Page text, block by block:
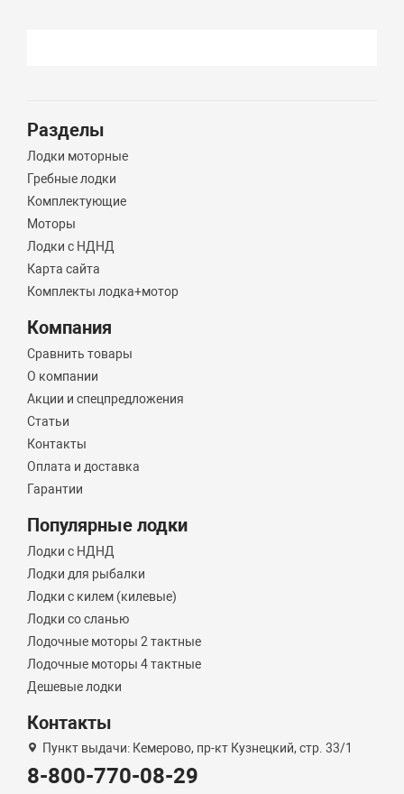
Разделы
Лодки моторные
Гребные лодки
Комплектующие
Моторы
Лодки с НДНД
Карта сайта
Комплекты лодка+мотор
Компания
Сравнить товары
О компании
Акции и спецпредложения
Статьи
Контакты
Оплата и доставка
Гарантии
Популярные лодки
Лодки с НДНД
Лодки для рыбалки
Лодки с килем (килевые)
Лодки со сланью
Лодочные моторы 2 тактные
Лодочные моторы 4 тактные
Дешевые лодки
Контакты
Пункт выдачи: Кемерово, пр-кт Кузнецкий, стр. 33/1
8-800-770-08-29